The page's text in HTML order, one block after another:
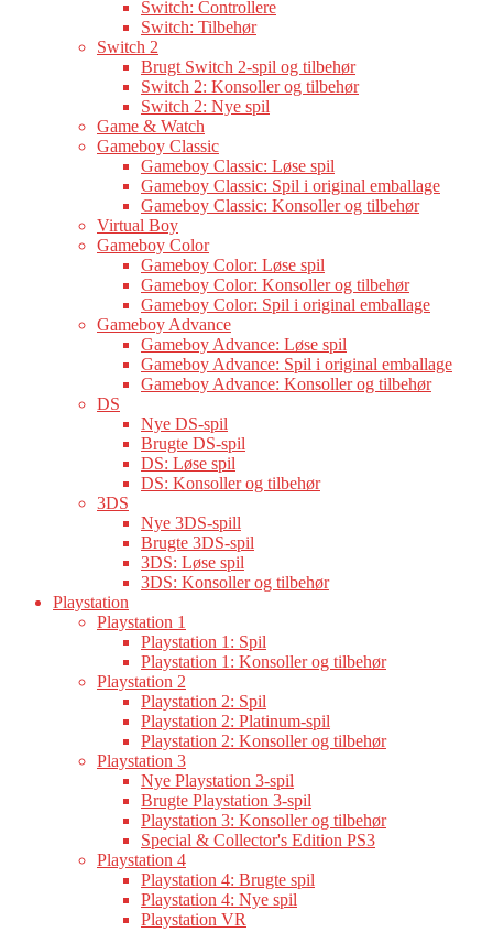
Switch: Controllere
Switch: Tilbehør
Switch 2
Brugt Switch 2-spil og tilbehør
Switch 2: Konsoller og tilbehør
Switch 2: Nye spil
Game & Watch
Gameboy Classic
Gameboy Classic: Løse spil
Gameboy Classic: Spil i original emballage
Gameboy Classic: Konsoller og tilbehør
Virtual Boy
Gameboy Color
Gameboy Color: Løse spil
Gameboy Color: Konsoller og tilbehør
Gameboy Color: Spil i original emballage
Gameboy Advance
Gameboy Advance: Løse spil
Gameboy Advance: Spil i original emballage
Gameboy Advance: Konsoller og tilbehør
DS
Nye DS-spil
Brugte DS-spil
DS: Løse spil
DS: Konsoller og tilbehør
3DS
Nye 3DS-spill
Brugte 3DS-spil
3DS: Løse spil
3DS: Konsoller og tilbehør
Playstation
Playstation 1
Playstation 1: Spil
Playstation 1: Konsoller og tilbehør
Playstation 2
Playstation 2: Spil
Playstation 2: Platinum-spil
Playstation 2: Konsoller og tilbehør
Playstation 3
Nye Playstation 3-spil
Brugte Playstation 3-spil
Playstation 3: Konsoller og tilbehør
Special & Collector's Edition PS3
Playstation 4
Playstation 4: Brugte spil
Playstation 4: Nye spil
Playstation VR